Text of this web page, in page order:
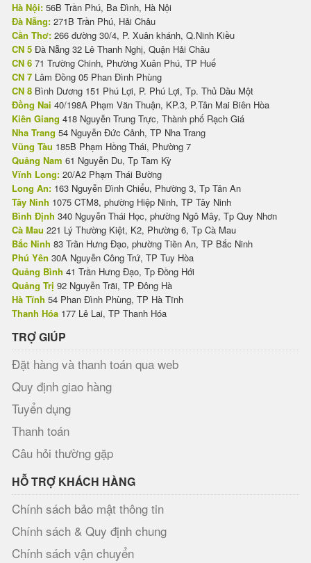
Hà Nội: 56B Trần Phú, Ba Đình, Hà Nội
Đà Nẵng: 271B Trần Phú, Hải Châu
Cần Thơ: 266 đường 30/4, P. Xuân khánh, Q.Ninh Kiều
CN 5 Đà Nẵng 32 Lê Thanh Nghị, Quận Hải Châu
CN 6 71 Trường Chinh, Phường Xuân Phú, TP Huế
CN 7 Lâm Đồng 05 Phan Đình Phùng
CN 8 Bình Dương 151 Phú Lợi, P. Phú Lợi, Tp. Thủ Dầu Một
Đồng Nai 40/198A Phạm Văn Thuận, KP.3, P.Tân Mai Biên Hòa
Kiên Giang 418 Nguyễn Trung Trực, Thành phố Rạch Giá
Nha Trang 54 Nguyễn Đức Cảnh, TP Nha Trang
Vũng Tàu 185B Phạm Hồng Thái, Phường 7
Quảng Nam 61 Nguyễn Du, Tp Tam Kỳ
Vĩnh Long: 20/A2 Phạm Thái Bường
Long An: 163 Nguyễn Đình Chiểu, Phường 3, Tp Tân An
Tây Ninh 1075 CTM8, phường Hiệp Ninh, TP Tây Ninh
Bình Định 340 Nguyễn Thái Học, phường Ngô Mây, Tp Quy Nhơn
Cà Mau 221 Lý Thường Kiệt, K2, Phường 6, Tp Cà Mau
Bắc Ninh 83 Trần Hưng Đạo, phường Tiền An, TP Bắc Ninh
Phú Yên 30A Nguyễn Công Trứ, TP Tuy Hòa
Quảng Bình 41 Trần Hưng Đạo, Tp Đồng Hới
Quảng Trị 92 Nguyễn Trãi, TP Đông Hà
Hà Tĩnh 54 Phan Đình Phùng, TP Hà Tĩnh
Thanh Hóa 177 Lê Lai, TP Thanh Hóa
TRỢ GIÚP
Đặt hàng và thanh toán qua web
Quy định giao hàng
Tuyển dụng
Thanh toán
Câu hỏi thường gặp
HỖ TRỢ KHÁCH HÀNG
Chính sách bảo mật thông tin
Chính sách & Quy định chung
Chính sách vận chuyển